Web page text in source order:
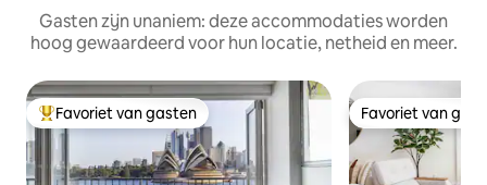
Gasten zijn unaniem: deze accommodaties worden
hoog gewaardeerd voor hun locatie, netheid en meer.
Topfavoriet van gasten
Favoriet van gasten Favoriet van
Favoriet van